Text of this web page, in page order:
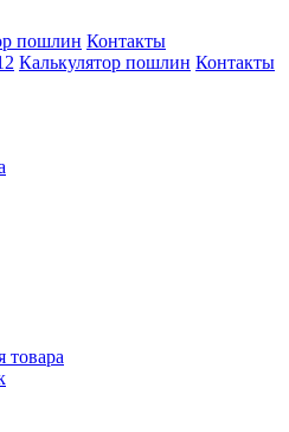
пошлин Контакты
Калькулятор пошлин Контакты
товара